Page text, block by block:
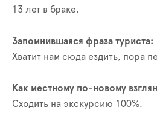
13 лет в браке.
Запомнившаяся фраза туриста:
Хватит нам сюда ездить, пора
Как местному по-новому
Сходить на экскурсию 100%.